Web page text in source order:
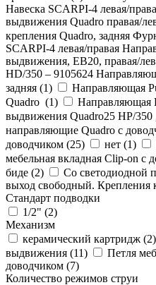
Навеска SCARPI-4 левая/
выдвижения Quadro правая/
крепления Quadro, задняя
SCARPI-4 левая/правая
выдвижения, ЕВ20, правая/
HD/350 – 9105624
задняя (1)
Направляющая
Quadro (1)
Направляющая
выдвижения Quadro25 НР/350
направляющие Quadro с
доводчиком (25) нет (1)
мебельная вкладная Clip-on с
биде (2)
Со светодиодной
выход свободный. Крепления
Стандарт подводки
1/2" (2)
Механизм
керамический картридж (2)
выдвижения (11)
Петля
доводчиком (7)
Количество режимов струи